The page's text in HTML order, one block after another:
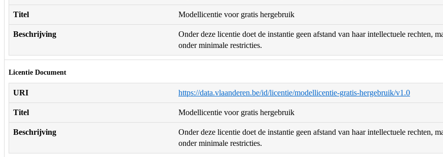
Titel Modellicentie voor gratis hergebruik
Beschrijving
Onder deze licentie doet de instantie geen afstand van haar intellectuele rechten,
onder minimale restricties.
Licentie Document
URI https://data.vlaanderen.be/id/licentie/modellicentie-gratis-hergebruik/v1.0
Titel Modellicentie voor gratis hergebruik
Beschrijving
Onder deze licentie doet de instantie geen afstand van haar intellectuele rechten,
onder minimale restricties.